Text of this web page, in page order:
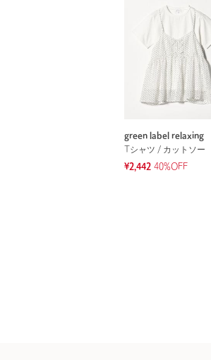
green label relaxing
Tシャツ / カットソー
¥2,442 40%OFF